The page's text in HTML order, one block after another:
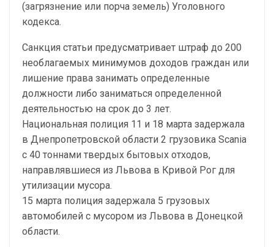
(загрязнение или порча земель) Уголовного
кодекса.
Санкция статьи предусматривает штраф до 200
необлагаемых минимумов доходов граждан или
лишение права занимать определенные
должности либо заниматься определенной
деятельностью на срок до 3 лет.
Национальная полиция 11 и 18 марта задержала
в Днепропетровской области 2 грузовика Scania
с 40 тоннами твердых бытовых отходов,
направлявшиеся из Львова в Кривой Рог для
утилизации мусора.
15 марта полиция задержала 5 грузовых
автомобилей с мусором из Львова в Донецкой
области.